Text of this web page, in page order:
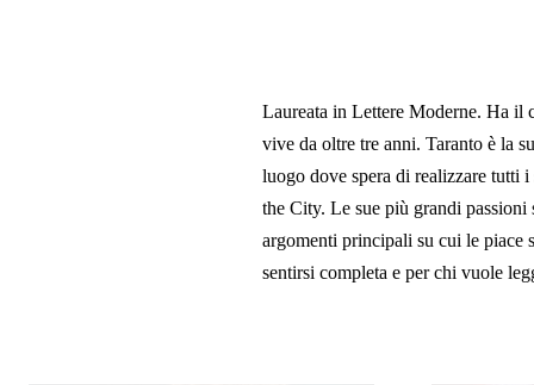
Laureata in Lettere Moderne. Ha il
vive da oltre tre anni. Taranto è la
luogo dove spera di realizzare tutti
the City. Le sue più grandi passioni
argomenti principali su cui le piace
sentirsi completa e per chi vuole